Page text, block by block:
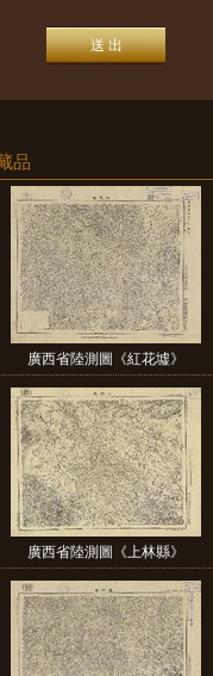
品
廣西省陸測圖《紅花墟》
廣西省陸測圖《上林縣》